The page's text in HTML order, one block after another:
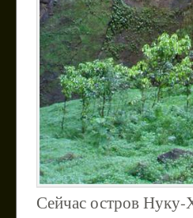
Сейчас остров